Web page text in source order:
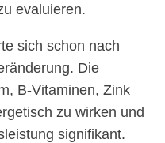
evaluieren.
sich schon nach
Die
B-Vitaminen, Zink
zu wirken und
signifikant.